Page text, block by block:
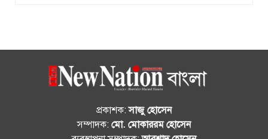
প্রকাশক:সাজু হোসেন
সম্পাদক: মো. মোকাররম হোসেন